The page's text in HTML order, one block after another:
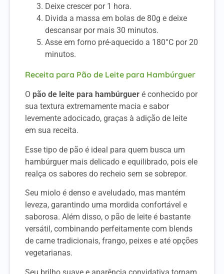
Deixe crescer por 1 hora.
Divida a massa em bolas de 80g e deixe
descansar por mais 30 minutos.
Asse em forno pré-aquecido a 180°C por 20
minutos.
Receita para Pão de Leite para Hambúrguer
O pão de leite para hambúrguer é conhecido por
sua textura extremamente macia e sabor
levemente adocicado, graças à adição de leite
em sua receita.
Esse tipo de pão é ideal para quem busca um
hambúrguer mais delicado e equilibrado, pois ele
realça os sabores do recheio sem se sobrepor.
Seu miolo é denso e aveludado, mas mantém
leveza, garantindo uma mordida confortável e
saborosa. Além disso, o pão de leite é bastante
versátil, combinando perfeitamente com blends
de carne tradicionais, frango, peixes e até opções
vegetarianas.
Seu brilho suave e aparência convidativa tornam